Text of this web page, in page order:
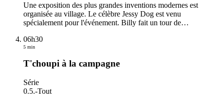
Une exposition des plus grandes inventions modernes est
organisée au village. Le célèbre Jessy Dog est venu
spécialement pour l'événement. Billy fait un tour de…
06h30
5 min
T'choupi à la campagne
Série
0.5.-Tout